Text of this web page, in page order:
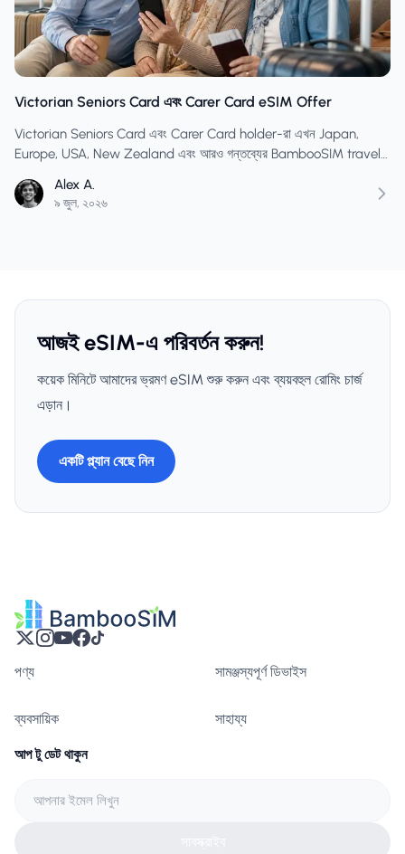
Victorian Seniors Card এবং Carer Card eSIM Offer
Victorian Seniors Card এবং Carer Card holder-রা এখন Japan,
Europe, USA, New Zealand এবং আরও গন্তব্যের BambooSIM travel
Alex A.
৯ জুল, ২০২৬
আজই eSIM-এ পরিবর্তন করুন!
কয়েক মিনিটে আমাদের ভ্রমণ eSIM শুরু করুন এবং ব্যয়বহুল রোমিং চার্জ
এড়ান।
একটি প্ল্যান বেছে নিন
পণ্য সামঞ্জস্যপূর্ণ ডিভাইস
ব্যবসায়িক সাহায্য
আপ টু ডেট থাকুন